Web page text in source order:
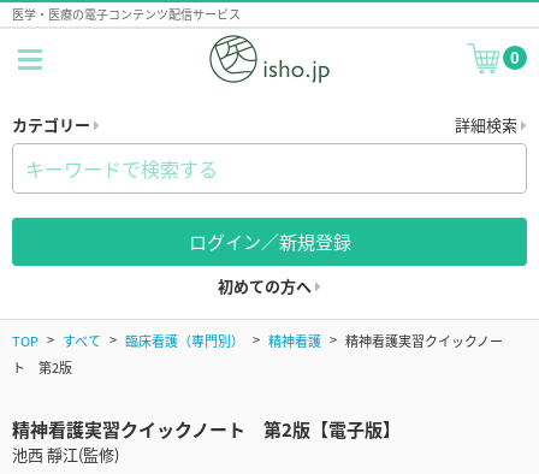
医学・医療の電子コンテンツ配信サービス
0
カテゴリー 詳細検索
ログイン／新規登録
初めての方へ
TOP すべて 臨床看護（専門別） 精神看護
精神看護実習クイックノー
ト 第2版
精神看護実習クイックノート 第2版【電子版】
池西 靜江(監修)